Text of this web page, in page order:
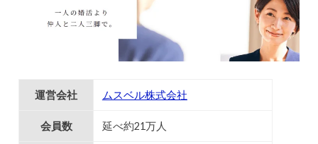
運営会社 ムスベル株式会社
会員数 延べ約21万人